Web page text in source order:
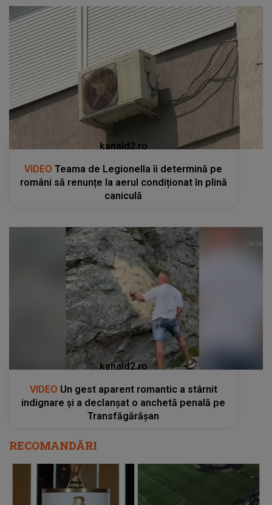
kanald2.ro
VIDEO Teama de Legionella îi determină pe
români să renunțe la aerul condiționat în plină
caniculă
kanald2.ro
VIDEO Un gest aparent romantic a stârnit
indignare și a declanșat o anchetă penală pe
Transfăgărășan
RECOMANDĂRI